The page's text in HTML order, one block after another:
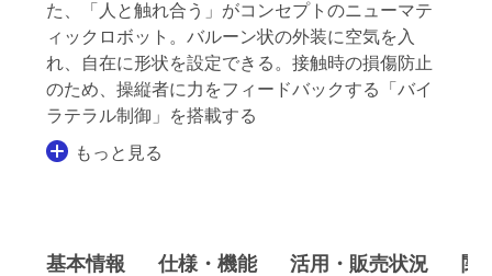
た、「人と触れ合う」がコンセプトのニューマテ
ィックロボット。バルーン状の外装に空気を入
れ、自在に形状を設定できる。接触時の損傷防止
のため、操縦者に力をフィードバックする「バイ
ラテラル制御」を搭載する
もっと見る
基本情報 仕様・機能 活用・販売状況 関